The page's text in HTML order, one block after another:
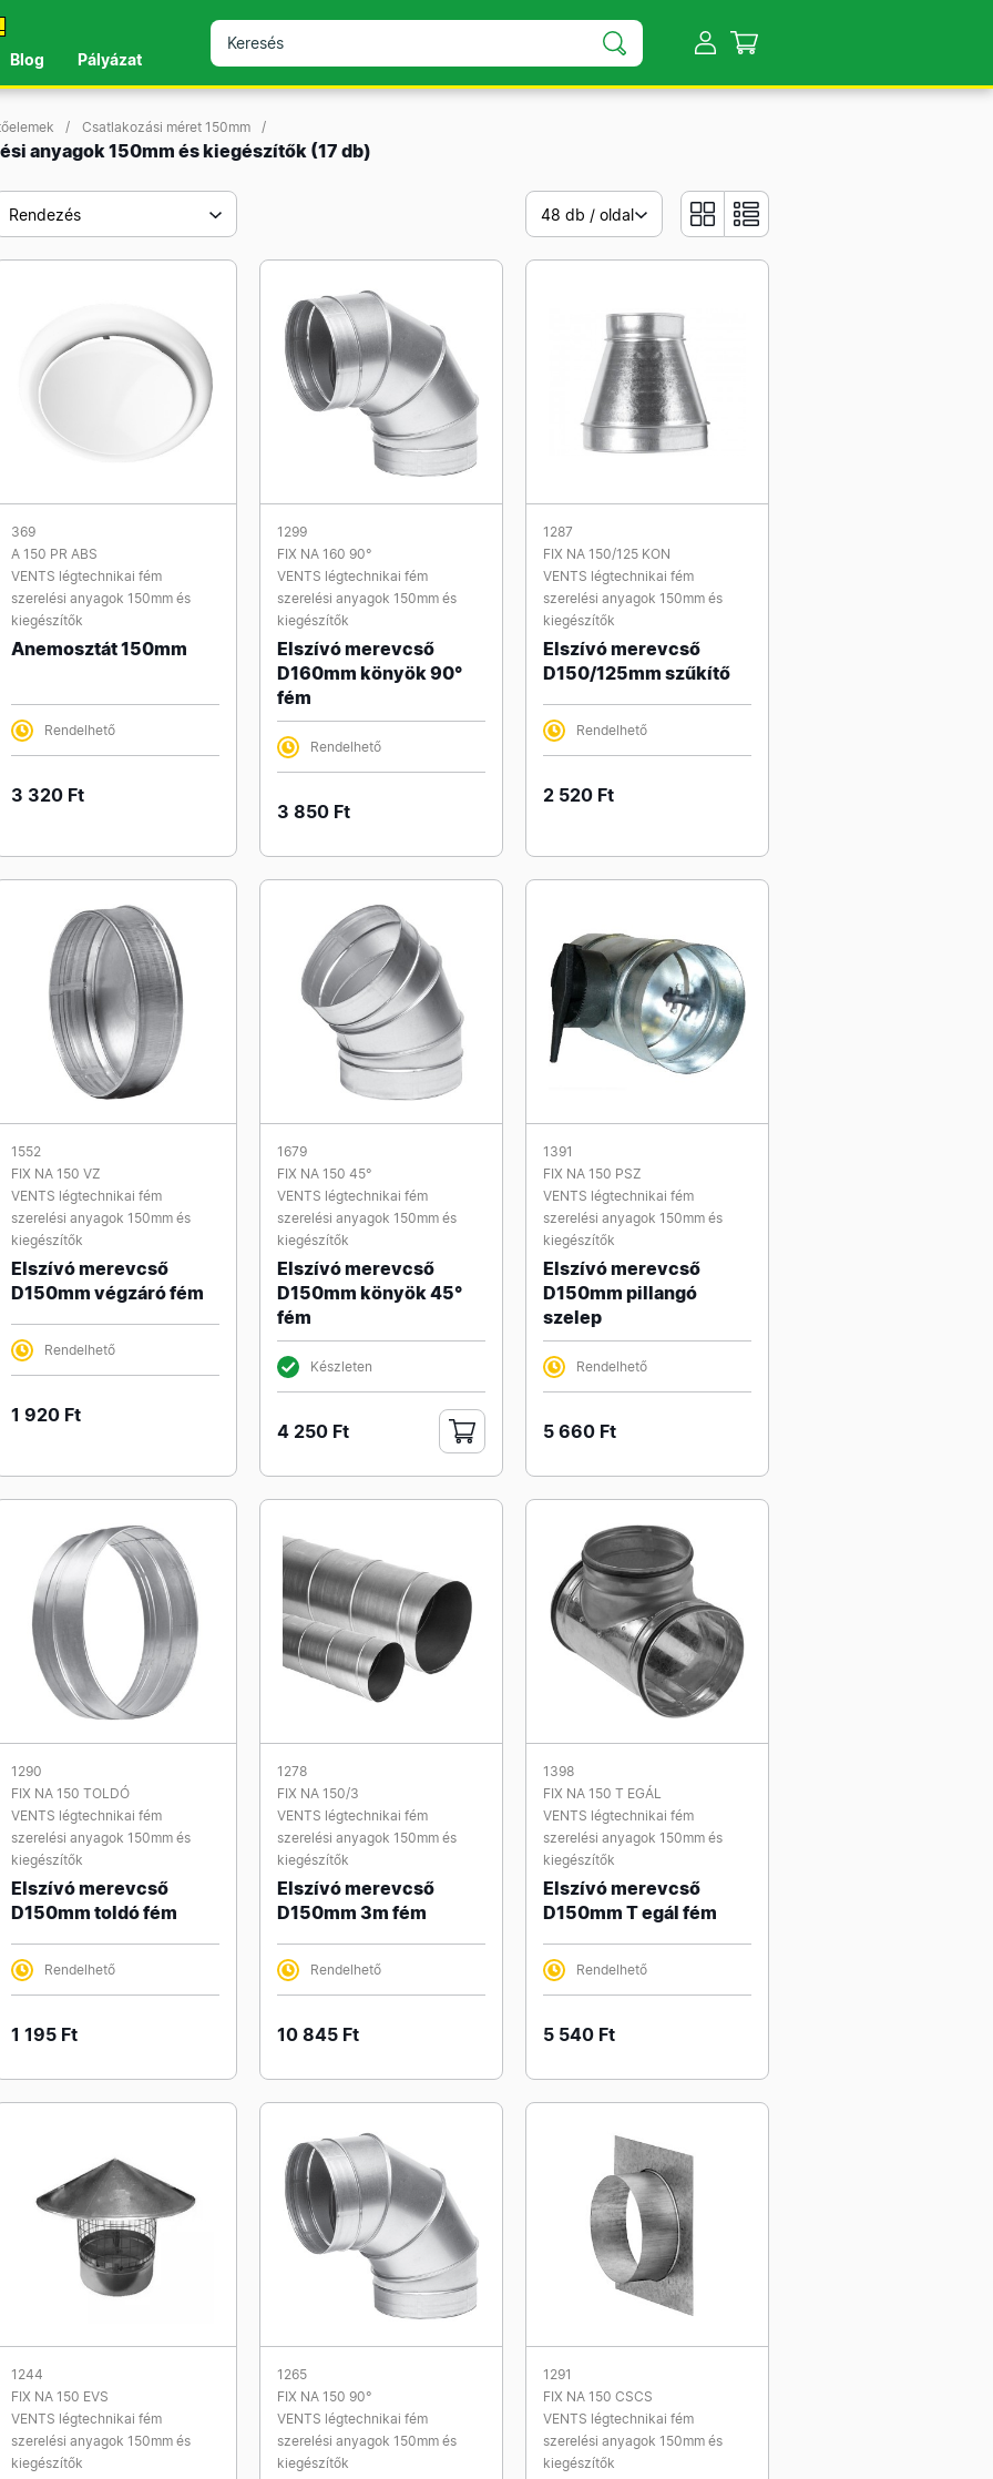
Blog Pályázat
Csatlakozási méret 150mm
anyagok 150mm és kiegészítők (17 db)
Rendezés 48 db / oldal
369
A 150 PR ABS
VENTS légtechnikai fém
szerelési anyagok 150mm és
kiegészítők
Anemosztát 150mm
Rendelhető
3 320 Ft
1299
FIX NA 160 90°
VENTS légtechnikai fém
szerelési anyagok 150mm és
kiegészítők
Elszívó merevcső
D160mm könyök 90°
fém
Rendelhető
3 850 Ft
1287
FIX NA 150/125 KON
VENTS légtechnikai fém
szerelési anyagok 150mm és
kiegészítők
Elszívó merevcső
D150/125mm szűkítő
Rendelhető
2 520 Ft
1552
FIX NA 150 VZ
VENTS légtechnikai fém
szerelési anyagok 150mm és
kiegészítők
Elszívó merevcső
D150mm végzáró fém
Rendelhető
1 920 Ft
1679
FIX NA 150 45°
VENTS légtechnikai fém
szerelési anyagok 150mm és
kiegészítők
Elszívó merevcső
D150mm könyök 45°
fém
Készleten
4 250 Ft
1391
FIX NA 150 PSZ
VENTS légtechnikai fém
szerelési anyagok 150mm és
kiegészítők
Elszívó merevcső
D150mm pillangó
szelep
Rendelhető
5 660 Ft
1290
FIX NA 150 TOLDÓ
VENTS légtechnikai fém
szerelési anyagok 150mm és
kiegészítők
Elszívó merevcső
D150mm toldó fém
Rendelhető
1 195 Ft
1278
FIX NA 150/3
VENTS légtechnikai fém
szerelési anyagok 150mm és
kiegészítők
Elszívó merevcső
D150mm 3m fém
Rendelhető
10 845 Ft
1398
FIX NA 150 T EGÁL
VENTS légtechnikai fém
szerelési anyagok 150mm és
kiegészítők
Elszívó merevcső
D150mm T egál fém
Rendelhető
5 540 Ft
1244
FIX NA 150 EVS
VENTS légtechnikai fém
szerelési anyagok 150mm és
kiegészítők
1265
FIX NA 150 90°
VENTS légtechnikai fém
szerelési anyagok 150mm és
kiegészítők
1291
FIX NA 150 CSCS
VENTS légtechnikai fém
szerelési anyagok 150mm és
kiegészítők